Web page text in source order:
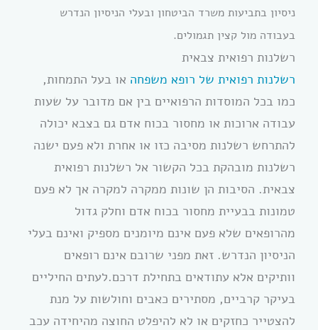
ניסיון בתביעות משרד הביטחון ובעלי הניסיון הנדרש
בעבודה מול קצין תגמולים.
רשלנות רפואית צבאית
רשלנות רפואית של רופא משפחה או בעל התמחות,
כמו בכל המוסדות הרפואיים בין אם מדובר על שעות
עבודה ארוכות או מחסור בכוח אדם גם בצבא יכולה
להתרחש רשלנות מסיבה כזו או אחרת ולא פעם ישנה
רשלנות מובהקת בכל הקשור אל רשלנות רפואית
צבאית. הסיבות הן שונות ממקרה למקרה אך לא פעם
טמונות בבעיית מחסור בכוח אדם וחלק גדול
מהרופאים שלא פעם אינם מיומנים מספיק ואינם בעלי
הניסיון הנדרש. זאת מפני שרובם אינם רופאים
וותיקים אלא עתודאים בתחילת דרכם.לעתים החיליים
בעיקר קרביים, מסתירים כאבים וחולשות על מנת
להצטייר כחזקים או לא להיפלט החוצה מהיחידה עכב